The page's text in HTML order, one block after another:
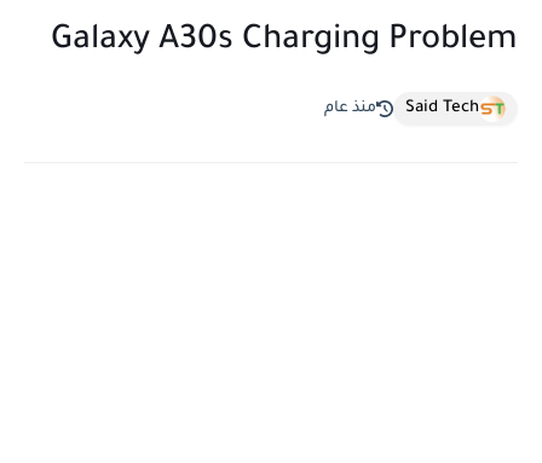
Galaxy A30s Charging Problem
Said Tech منذ عام